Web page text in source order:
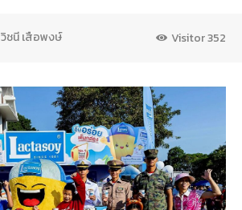
วิชนี เสือพงษ์ Visitor352